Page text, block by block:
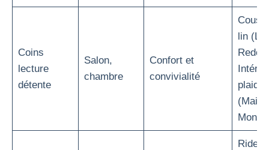
Coins
lecture
détente
Salon,
chambre
Confort et
convivialité
lin (La
plaids